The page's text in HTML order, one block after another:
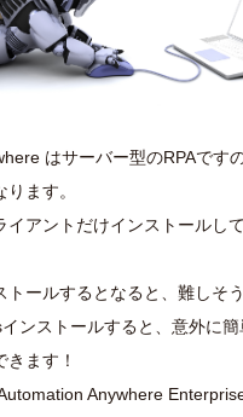
はサーバー型のRPAです
ます。
イアントだけインストールし
トールするとなると、難しそ
ンストールすると、意外に簡
きます！
Anywhere